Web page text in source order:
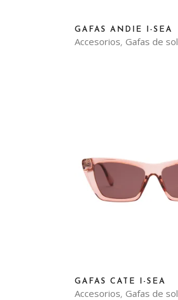
Accesorios, Gafas de sol
GAFAS ANDIE I-SEA
Accesorios, Gafas de sol
GAFAS CATE I-SEA